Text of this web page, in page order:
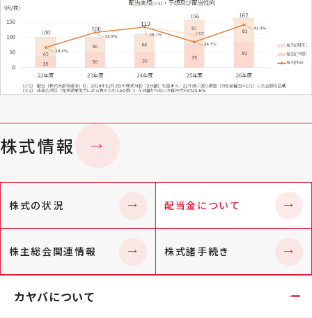
株式情報
株式の状況 配当金について
株主総会関連情報 株式諸手続き
カヤバについて